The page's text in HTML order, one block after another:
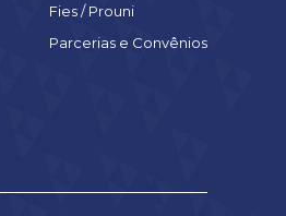
Fies / Prouni
Parcerias e Convênios